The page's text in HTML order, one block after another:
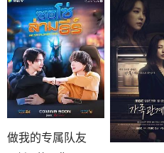
做我的专属队友